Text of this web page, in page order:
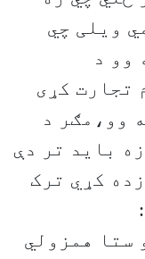
ویلی چي
وو د
تجارت کړی
وو،مګر د
باید تر دې
کړي ترک
ستا همزولي